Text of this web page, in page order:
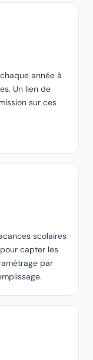
année à
Un lien de
sur ces
scolaires
capter les
par